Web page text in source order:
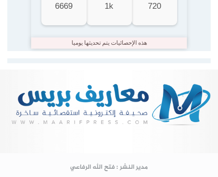
720
1k
6669
هذه الإحصائيات يتم تحديثها يوميا
مدير النشر : فتح الله الرفاعي